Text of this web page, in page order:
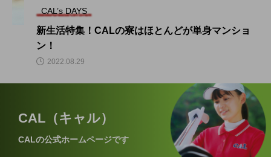
CAL’s DAYS
新生活特集！CALの寮はほとんどが単身マンショ
ン！
2022.08.29
CAL（キャル）
CALの公式ホームページです